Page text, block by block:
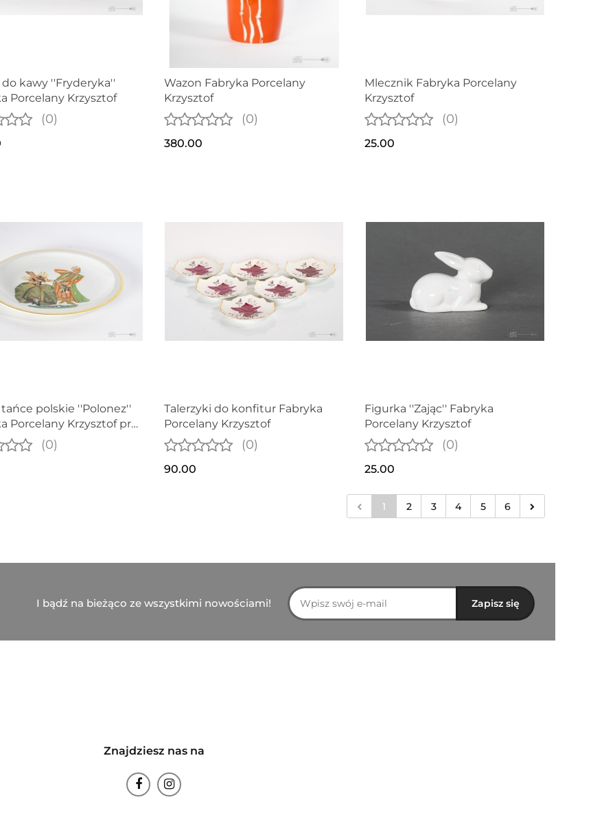
do kawy ''Fryderyka''
Porcelany Krzysztof
(0)
Wazon Fabryka Porcelany
Krzysztof
(0)
380.00
Mlecznik Fabryka Porcelany
Krzysztof
(0)
25.00
tańce polskie ''Polonez''
Porcelany Krzysztof proj.
(0)
Talerzyki do konfitur Fabryka
Porcelany Krzysztof
(0)
90.00
Figurka ''Zając'' Fabryka
Porcelany Krzysztof
(0)
25.00
1 2 3 4 5 6
I bądź na bieżąco ze wszystkimi nowościami!
Znajdziesz nas na